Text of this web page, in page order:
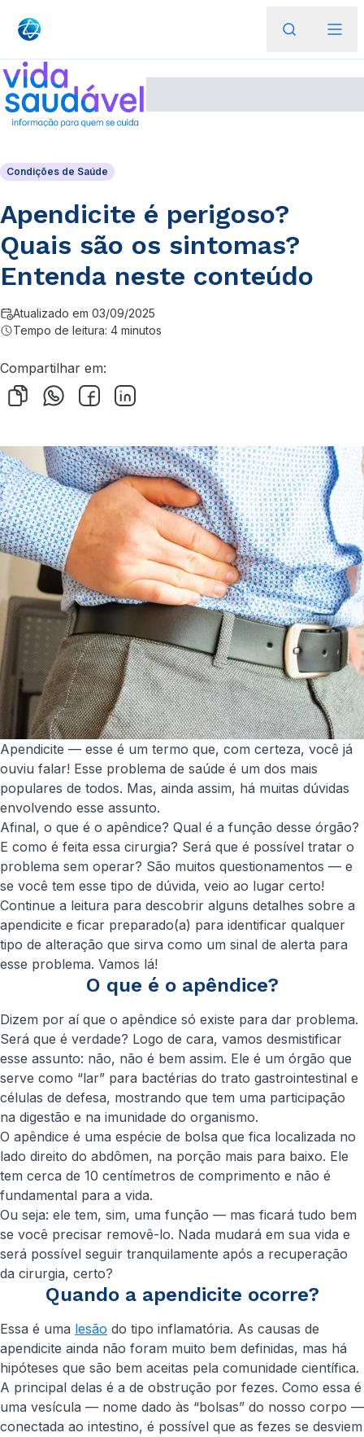
Condições de Saúde
Apendicite é perigoso?
Quais são os sintomas?
Entenda neste conteúdo
Atualizado em 03/09/2025
Tempo de leitura: 4 minutos
Compartilhar em:
Apendicite — esse é um termo que, com certeza, você já
ouviu falar! Esse problema de saúde é um dos mais
populares de todos. Mas, ainda assim, há muitas dúvidas
envolvendo esse assunto.
Afinal, o que é o apêndice? Qual é a função desse órgão?
E como é feita essa cirurgia? Será que é possível tratar o
problema sem operar? São muitos questionamentos — e
se você tem esse tipo de dúvida, veio ao lugar certo!
Continue a leitura para descobrir alguns detalhes sobre a
apendicite e ficar preparado(a) para identificar qualquer
tipo de alteração que sirva como um sinal de alerta para
esse problema. Vamos lá!
O que é o apêndice?
Dizem por aí que o apêndice só existe para dar problema.
Será que é verdade? Logo de cara, vamos desmistificar
esse assunto: não, não é bem assim. Ele é um órgão que
serve como “lar” para bactérias do trato gastrointestinal e
células de defesa, mostrando que tem uma participação
na digestão e na imunidade do organismo.
O apêndice é uma espécie de bolsa que fica localizada no
lado direito do abdômen, na porção mais para baixo. Ele
tem cerca de 10 centímetros de comprimento e não é
fundamental para a vida.
Ou seja: ele tem, sim, uma função — mas ficará tudo bem
se você precisar removê-lo. Nada mudará em sua vida e
será possível seguir tranquilamente após a recuperação
da cirurgia, certo?
Quando a apendicite ocorre?
Essa é uma lesão do tipo inflamatória. As causas de
apendicite ainda não foram muito bem definidas, mas há
hipóteses que são bem aceitas pela comunidade científica.
A principal delas é a de obstrução por fezes. Como essa é
uma vesícula — nome dado às “bolsas” do nosso corpo —
conectada ao intestino, é possível que as fezes se desviem